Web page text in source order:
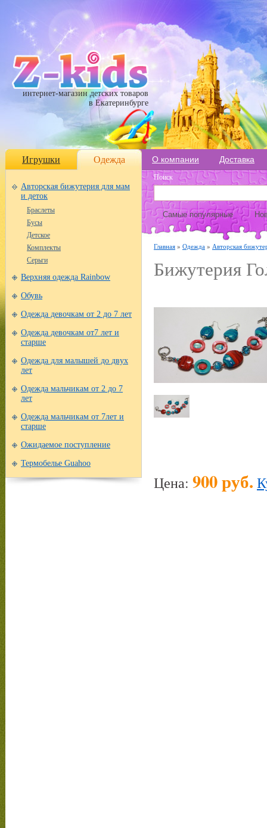
интернет-магазин детских товаров
в Екатеринбурге
Игрушки Одежда О компании Доставка
Авторская бижутерия для мам
и деток
Браслеты
Бусы
Детское
Комплекты
Серьги
Верхняя одежда Rainbow
Обувь
Одежда девочкам от 2 до 7 лет
Одежда девочкам от7 лет и
старше
Одежда для малышей до двух
лет
Одежда мальчикам от 2 до 7
лет
Одежда мальчикам от 7лет и
старше
Ожидаемое поступление
Термобелье Guahoo
Поиск
Самые популярные
Главная » Одежда » Авторская
Бижутерия
Цена: 900 руб.